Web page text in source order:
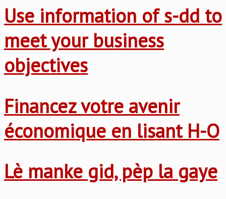
Use information of s-dd to
meet your business
objectives
Financez votre avenir
économique en lisant H-O
Lè manke gid, pèp la gaye